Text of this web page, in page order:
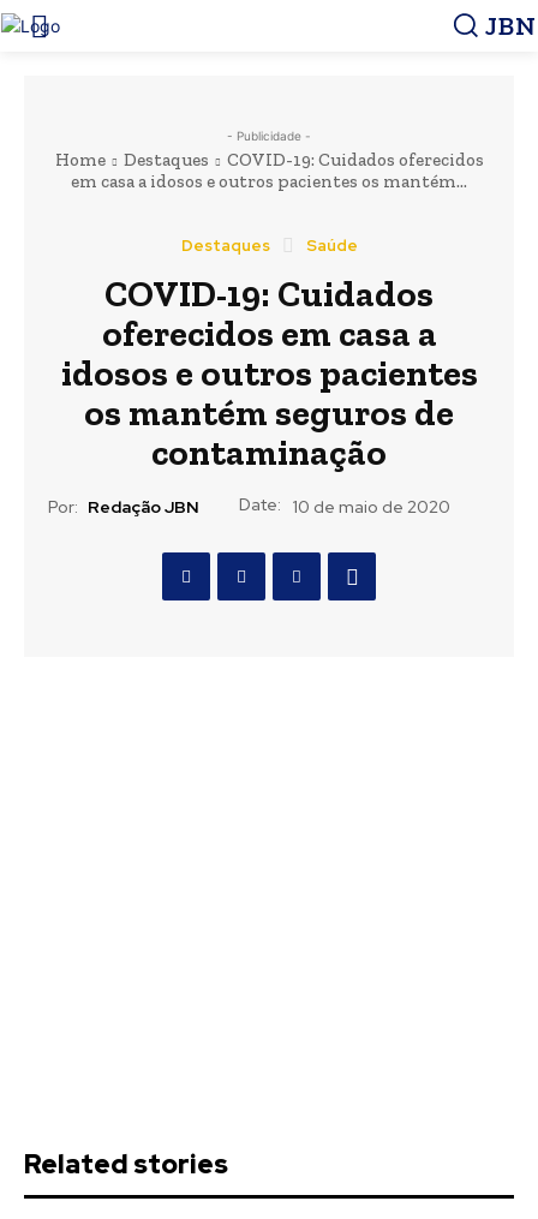
JBN
- Publicidade -
Home Destaques
COVID-19: Cuidados oferecidos
em casa a idosos e outros pacientes os mantém...
Destaques Saúde
COVID-19: Cuidados
oferecidos em casa a
idosos e outros pacientes
os mantém seguros de
contaminação
Por: Redação JBN Date: 10 de maio de 2020
Related stories